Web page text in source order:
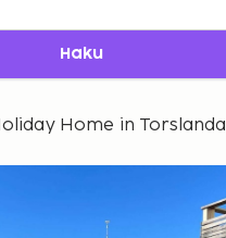
Haku
Home in Torslanda